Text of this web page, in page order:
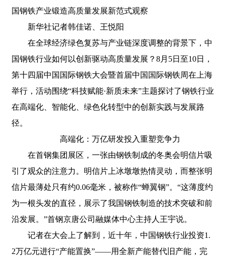
国钢铁产业锻造高质量发展新范式观察
新华社记者韩佳诺、王悦阳
在全球经济绿色复苏与产业链深度调整的背景下，中
国钢铁行业如何以创新驱动高质量发展？8月5日至10日，
第十四届中国国际钢铁大会暨首届中国国际钢铁周在上海
举行，活动围绕“科技赋能·新质未来”主题探讨了钢铁行业
在高端化、智能化、绿色化转型中的创新实践与发展路
径。
高端化：万亿研发投入重塑竞争力
在首钢集团展区，一张由钢铁制成的冬奥会明信片吸
引了观众的注意力。明信片上冰墩墩热情灵动，而整张明
信片最薄处只有约0.06毫米，被称作“蝉翼钢”。“这薄度约
为一根头发的直径，展示了我国钢铁制造的技术突破和前
沿发展。”首钢京唐公司融媒体中心主持人王宇说。
记者在大会上了解到，近十年，中国钢铁行业投资1.
2万亿元进行“产能置换”——用全新产能替代旧产能，完